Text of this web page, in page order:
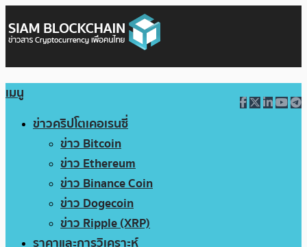
เมนู
ข่าวคริปโตเคอเรนซี่
ข่าว Bitcoin
ข่าว Ethereum
ข่าว Binance Coin
ข่าว Dogecoin
ข่าว Ripple (XRP)